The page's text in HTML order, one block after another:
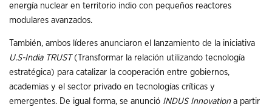
energía nuclear en territorio indio con pequeños reactores
modulares avanzados.
También, ambos líderes anunciaron el lanzamiento de la iniciativa
U.S-India TRUST(Transformar la relación utilizando tecnología
estratégica) para catalizar la cooperación entre gobiernos,
academias y el sector privado en tecnologías críticas y
emergentes. De igual forma, se anunció INDUS Innovationa partir